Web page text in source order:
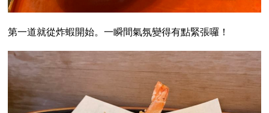
第一道就從炸蝦開始。一瞬間氣氛變得有點緊張囉！